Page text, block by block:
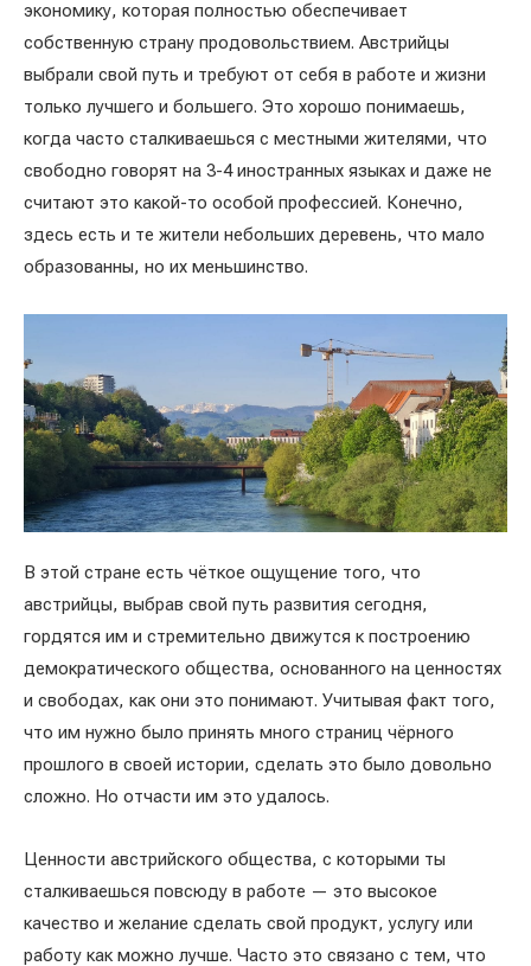
экономику, которая полностью обеспечивает
собственную страну продовольствием. Австрийцы
выбрали свой путь и требуют от себя в работе и жизни
только лучшего и большего. Это хорошо понимаешь,
когда часто сталкиваешься с местными жителями, что
свободно говорят на 3-4 иностранных языках и даже не
считают это какой-то особой профессией. Конечно,
здесь есть и те жители небольших деревень, что мало
образованны, но их меньшинство.
В этой стране есть чёткое ощущение того, что
австрийцы, выбрав свой путь развития сегодня,
гордятся им и стремительно движутся к построению
демократического общества, основанного на ценностях
и свободах, как они это понимают. Учитывая факт того,
что им нужно было принять много страниц чёрного
прошлого в своей истории, сделать это было довольно
сложно. Но отчасти им это удалось.
Ценности австрийского общества, с которыми ты
сталкиваешься повсюду в работе — это высокое
качество и желание сделать свой продукт, услугу или
работу как можно лучше. Часто это связано с тем, что